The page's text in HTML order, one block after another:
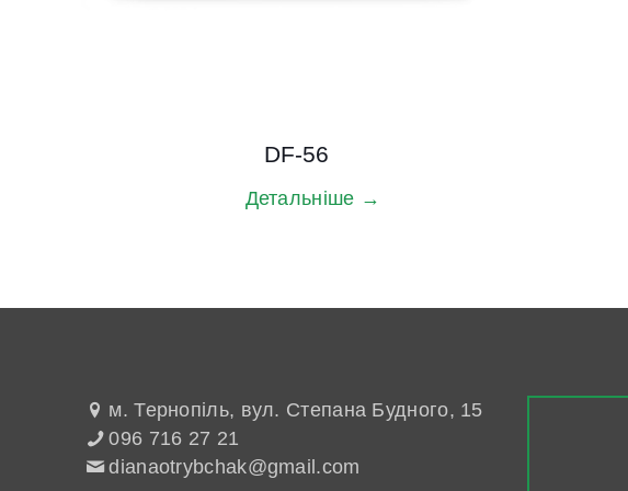
DF-56
Детальніше →
м. Тернопіль, вул. Степана Будного, 15
096 716 27 21
dianaotrybchak@gmail.com